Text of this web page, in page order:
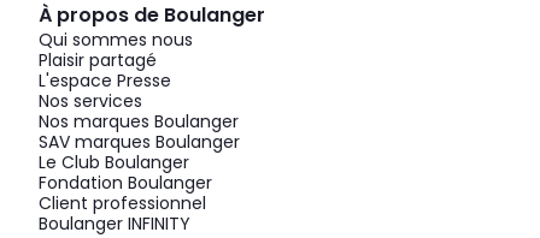
À propos de Boulanger
Qui sommes nous
Plaisir partagé
L'espace Presse
Nos services
Nos marques Boulanger
SAV marques Boulanger
Le Club Boulanger
Fondation Boulanger
Client professionnel
Boulanger INFINITY